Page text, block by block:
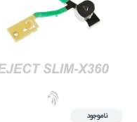
ناموجود